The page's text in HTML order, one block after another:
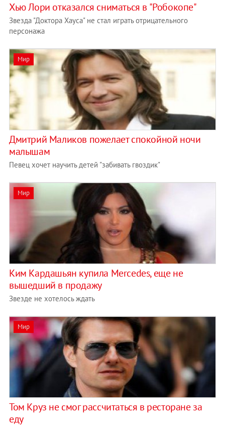
Хью Лори отказался сниматься в "Робокопе"
Звезда "Доктора Хауса" не стал играть отрицательного
персонажа
Мир
Дмитрий Маликов пожелает спокойной ночи
малышам
Певец хочет научить детей "забивать гвоздик"
Мир
Ким Кардашьян купила Mercedes, еще не
вышедший в продажу
Звезде не хотелось ждать
Мир
Том Круз не смог рассчитаться в ресторане за
еду